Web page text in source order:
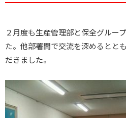
２月度も生産管理部と保全グルー
た。他部署間で交流を深めるとと
だきました。